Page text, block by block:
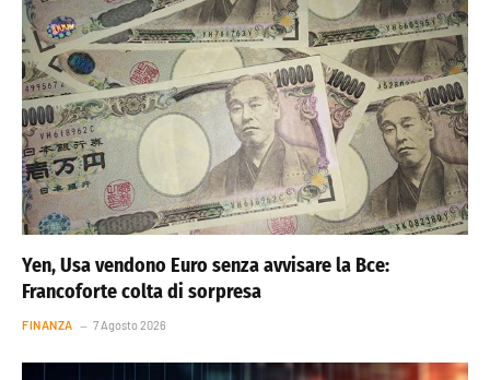
Yen, Usa vendono Euro senza avvisare la Bce:
Francoforte colta di sorpresa
FINANZA 7 Agosto 2026